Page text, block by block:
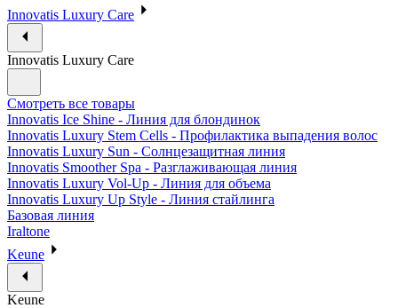
Innovatis Luxury Care
Innovatis Luxury Care
Смотреть все товары
Innovatis Ice Shine - Линия для блондинок
Innovatis Luxury Stem Cells - Профилактика выпадения волос
Innovatis Luxury Sun - Солнцезащитная линия
Innovatis Smoother Spa - Разглаживающая линия
Innovatis Luxury Vol-Up - Линия для объема
Innovatis Luxury Up Style - Линия стайлинга
Базовая линия
Iraltone
Keune
Keune